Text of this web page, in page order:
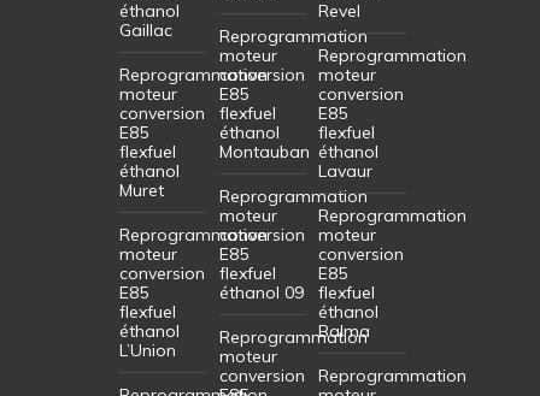
éthanol
Gaillac
Reprogrammation
moteur
conversion
E85
flexfuel
éthanol
Muret
Reprogrammation
moteur
conversion
E85
flexfuel
éthanol
L’Union
Reprogrammation
moteur
conversion
E85
flexfuel
éthanol
Montauban
Reprogrammation
moteur
conversion
E85
flexfuel
éthanol 09
Reprogrammation
moteur
conversion
Revel
Reprogrammation
moteur
conversion
E85
flexfuel
éthanol
Lavaur
Reprogrammation
moteur
conversion
E85
flexfuel
éthanol
Balma
Reprogrammation